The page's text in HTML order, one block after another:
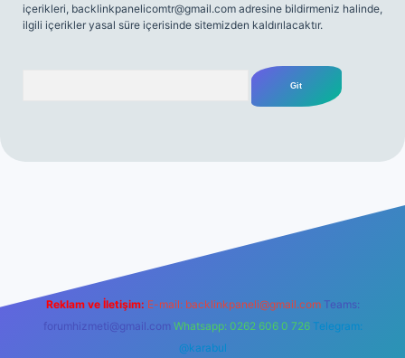
içerikleri, backlinkpanelicomtr@gmail.com adresine bildirmeniz halinde,
ilgili içerikler yasal süre içerisinde sitemizden kaldırılacaktır.
Reklam ve İletişim: E-mail: backlinkpaneli@gmail.com Teams:
forumhizmeti@gmail.com Whatsapp: 0262 606 0 726 Telegram:
@karabul